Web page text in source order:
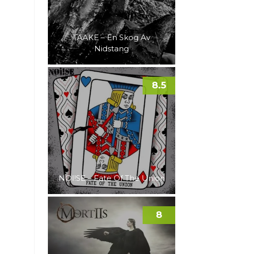
TAAKE – En Skog Av
Nidstang
NOI!SE – Fate Of The Union
8.5
8